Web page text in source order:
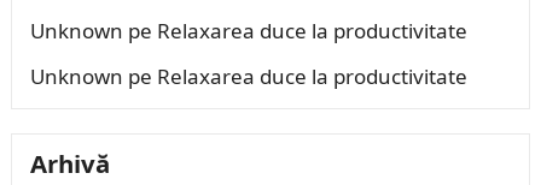
Unknown pe Relaxarea duce la productivitate
Unknown pe Relaxarea duce la productivitate
Arhivă